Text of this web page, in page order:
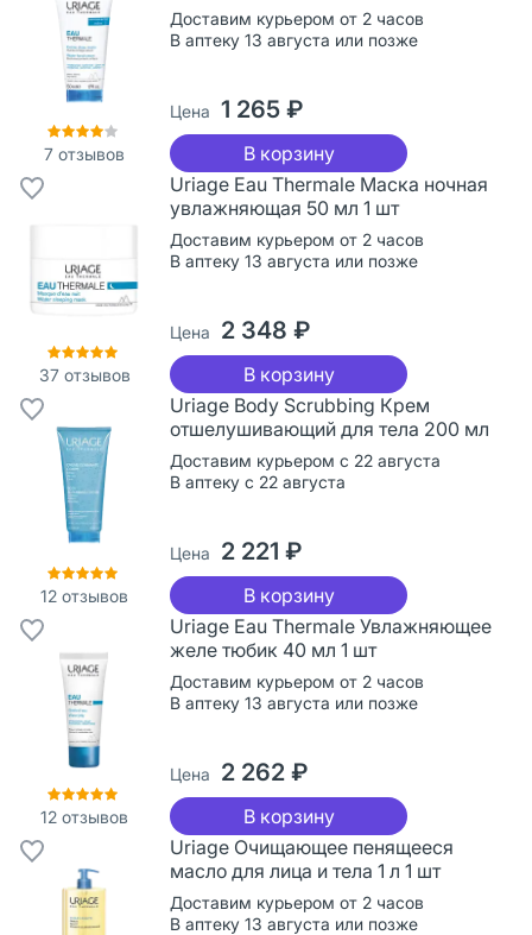
7 отзывов
Доставим курьером от 2 часов
В аптеку 13 августа или позже
Цена 1 265 ₽
В корзину
37отзывов
Uriage Eau Thermale Маска ночная
увлажняющая 50 мл 1 шт
Доставим курьером от 2 часов
В аптеку 13 августа или позже
Цена 2 348 ₽
В корзину
12 отзывов
Uriage Body Scrubbing Крем
отшелушивающий для тела 200 мл
Доставим курьером с 22 августа
В аптеку с 22 августа
Цена 2 221 ₽
В корзину
12 отзывов
Uriage Eau Thermale Увлажняющее
желе тюбик 40 мл 1 шт
Доставим курьером от 2 часов
В аптеку 13 августа или позже
Цена 2 262 ₽
В корзину
Uriage Очищающее пенящееся
масло для лица и тела 1 л 1 шт
Доставим курьером от 2 часов
В аптеку 13 августа или позже